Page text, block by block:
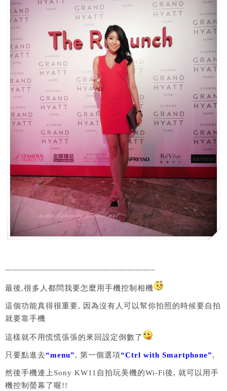
——————————————————–
最後,很多人都問我要怎麼用手機控制相機
這個功能真得很重要, 因為沒有人可以幫你拍照的時候要自拍
就要靠手機
這樣就不用慌慌張張的來回設定倒數了
只要點進去“menu”, 第一個選項“Ctrl with Smartphone”,
然後手機連上Sony KW11自拍玩美機的Wi-Fi後, 就可以用手
機控制螢幕了喔!!